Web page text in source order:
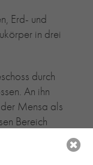
Erd- und
in drei
durch
An ihn
Mensa als
Bereich